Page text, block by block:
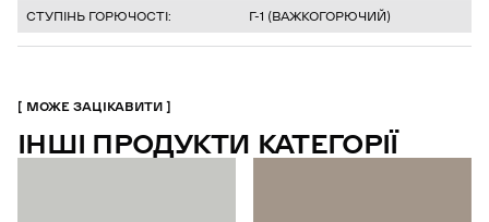
СТУПІНЬ ГОРЮЧОСТІ:
Г-1 (ВАЖКОГОРЮЧИЙ)
МОЖЕ ЗАЦІКАВИТИ
ІНШІ ПРОДУКТИ КАТЕГОРІЇ